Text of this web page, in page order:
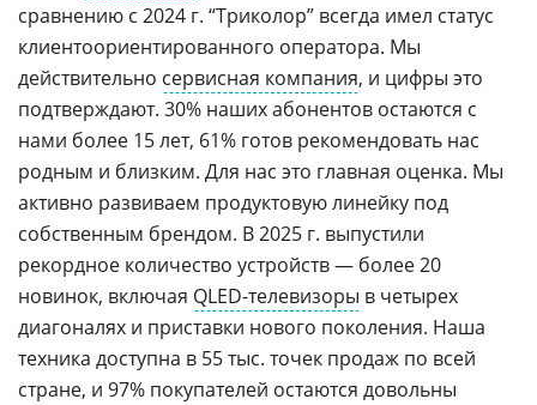
сравнению с 2024 г. “Триколор” всегда имел статус
клиентоориентированного оператора. Мы
действительно сервисная компания, и цифры это
подтверждают. 30% наших абонентов остаются с
нами более 15 лет, 61% готов рекомендовать нас
родным и близким. Для нас это главная оценка. Мы
активно развиваем продуктовую линейку под
собственным брендом. В 2025 г. выпустили
рекордное количество устройств — более 20
новинок, включая QLED-телевизоры в четырех
диагоналях и приставки нового поколения. Наша
техника доступна в 55 тыс. точек продаж по всей
стране, и 97% покупателей остаются довольны